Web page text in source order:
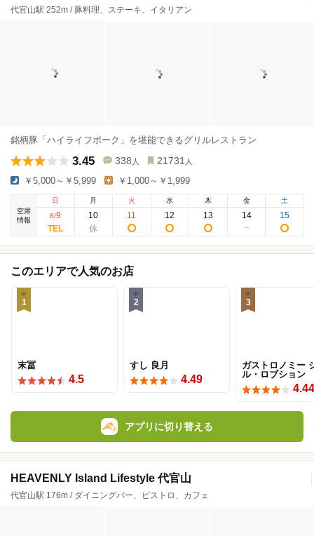
代官山駅 252m / 豚料理、ステーキ、イタリアン
銘柄豚「ハイライフポーク」を堪能できるグリルレストラン
3.45 338 人 21731 人
￥5,000～￥5,999 ￥1,000～￥1,999
空席
情報
日
8/9
月
10
火
11
水
12
木
13
金
14
土
15
このエリアで人気のお店
1
末冨
4.5
2
すし 良月
4.49
3
ガストロノミー
ル・ロブション
4.44
アプリに切り替える
HEAVENLY Island Lifestyle 代官山
代官山駅 176m / ダイニングバー、ビストロ、カフェ